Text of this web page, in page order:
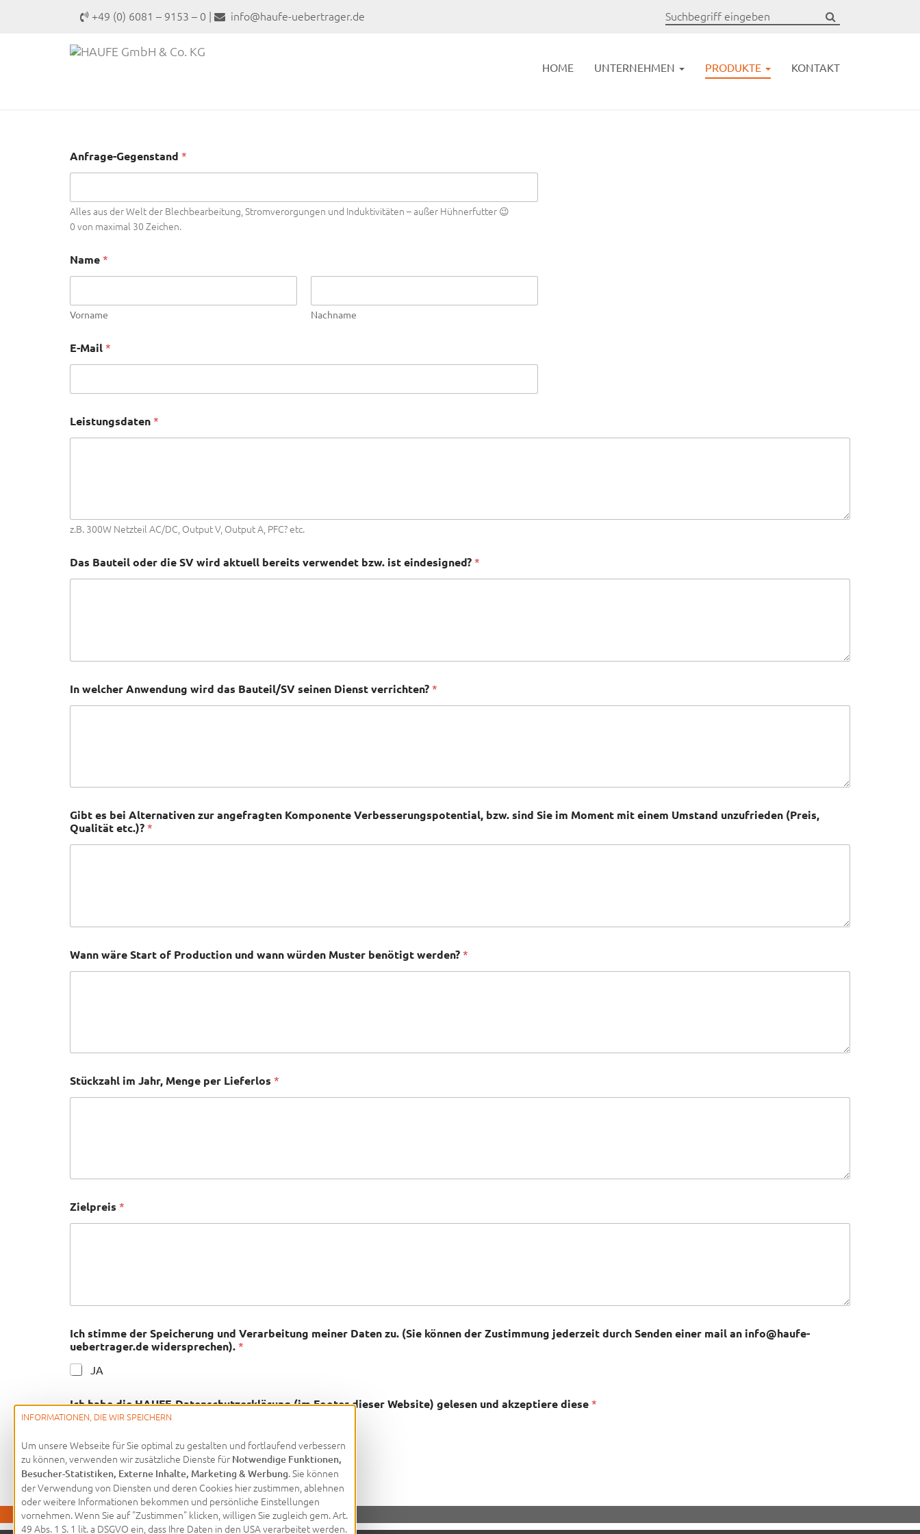
+49 (0) 6081 – 9153 – 0 | info@haufe-uebertrager.de
HOME UNTERNEHMEN PRODUKTE KONTAKT
Anfrage-Gegenstand *
Alles aus der Welt der Blechbearbeitung, Stromverorgungen und Induktivitäten – außer Hühnerfutter 😉
0 von maximal 30 Zeichen.
Name *
Vorname Nachname
E-Mail *
Leistungsdaten *
z.B. 300W Netzteil AC/DC, Output V, Output A, PFC? etc.
Das Bauteil oder die SV wird aktuell bereits verwendet bzw. ist eindesigned? *
In welcher Anwendung wird das Bauteil/SV seinen Dienst verrichten? *
Gibt es bei Alternativen zur angefragten Komponente Verbesserungspotential, bzw. sind Sie im Moment mit einem Umstand unzufrieden (Preis,
Qualität etc.)? *
Wann wäre Start of Production und wann würden Muster benötigt werden? *
Stückzahl im Jahr, Menge per Lieferlos *
Zielpreis *
Ich stimme der Speicherung und Verarbeitung meiner Daten zu. (Sie können der Zustimmung jederzeit durch Senden einer mail an info@haufe-
uebertrager.de widersprechen). *
JA
Ich habe die HAUFE-Datenschutzerklärung (im Footer dieser Website) gelesen und akzeptiere diese *
Absenden
INFORMATIONEN, DIE WIR SPEICHERN
Um unsere Webseite für Sie optimal zu gestalten und fortlaufend verbessern
zu können, verwenden wir zusätzliche Dienste für Notwendige Funktionen,
Besucher-Statistiken, Externe Inhalte, Marketing & Werbung. Sie können
der Verwendung von Diensten und deren Cookies hier zustimmen, ablehnen
oder weitere Informationen bekommen und persönliche Einstellungen
vornehmen. Wenn Sie auf "Zustimmen" klicken, willigen Sie zugleich gem. Art.
49 Abs. 1 S. 1 lit. a DSGVO ein, dass Ihre Daten in den USA verarbeitet werden.